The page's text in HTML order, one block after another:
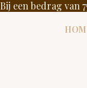
Bij een bedrag van